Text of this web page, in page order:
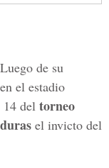
Luego de su
el estadio
del torneo
el invicto del